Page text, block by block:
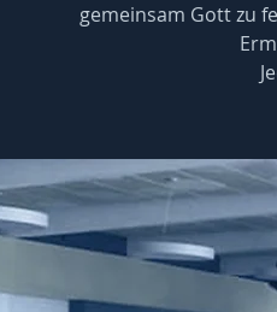
gemeinsam Gott zu